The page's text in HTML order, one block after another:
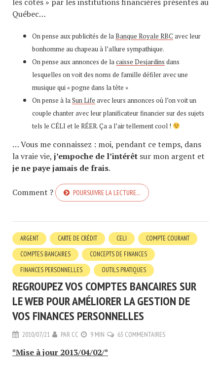
Québec…
On pense aux publicités de laBanque Royale RBC avec leur
bonhomme au chapeau à l’allure sympathique.
On pense aux annonces de lacaisse Desjardins dans
lesquelles on voit des noms de famille défiler avec une
musique qui « pogne dans la tête »
On pense à laSun Life avec leurs annonces où l’on voit un
couple chanter avec leur planificateur financier sur des sujets
tels le CÉLI et le RÉER. Ça a l’air tellement cool !
… Vous me connaissez : moi, pendant ce temps, dans
la vraie vie, j’empoche de l’intérêt sur mon argent et
je ne paye jamais de frais.
Comment ? POURSUIVRE LA LECTURE…
ARGENT CARTE DE CRÉDIT CELI
COMPTE COURANT
COMPTES BANCAIRES
CONCEPTS DE FINANCES
FINANCES PERSONNELLES
OUTILS PRATIQUES
REGROUPEZ VOS COMPTES BANCAIRES SUR
LE WEB POUR AMÉLIORER LA GESTION DE
VOS FINANCES PERSONNELLES
2010/07/21 PAR CC 9 MIN 63 COMMENTAIRES
*Mise à jour 2013/04/02/*